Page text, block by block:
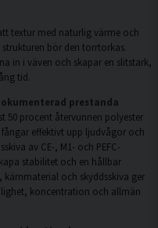
textur med naturlig värme och
bör den torrtorkas.
in i väven och skapar en slitstark,
tid.
prestanda
50 procent återvunnen polyester
fångar effektivt upp ljudvågor och
av CE-, M1- och PEFC-
stabilitet och en hållbar
och skyddsskiva ger
koncentration och allmän